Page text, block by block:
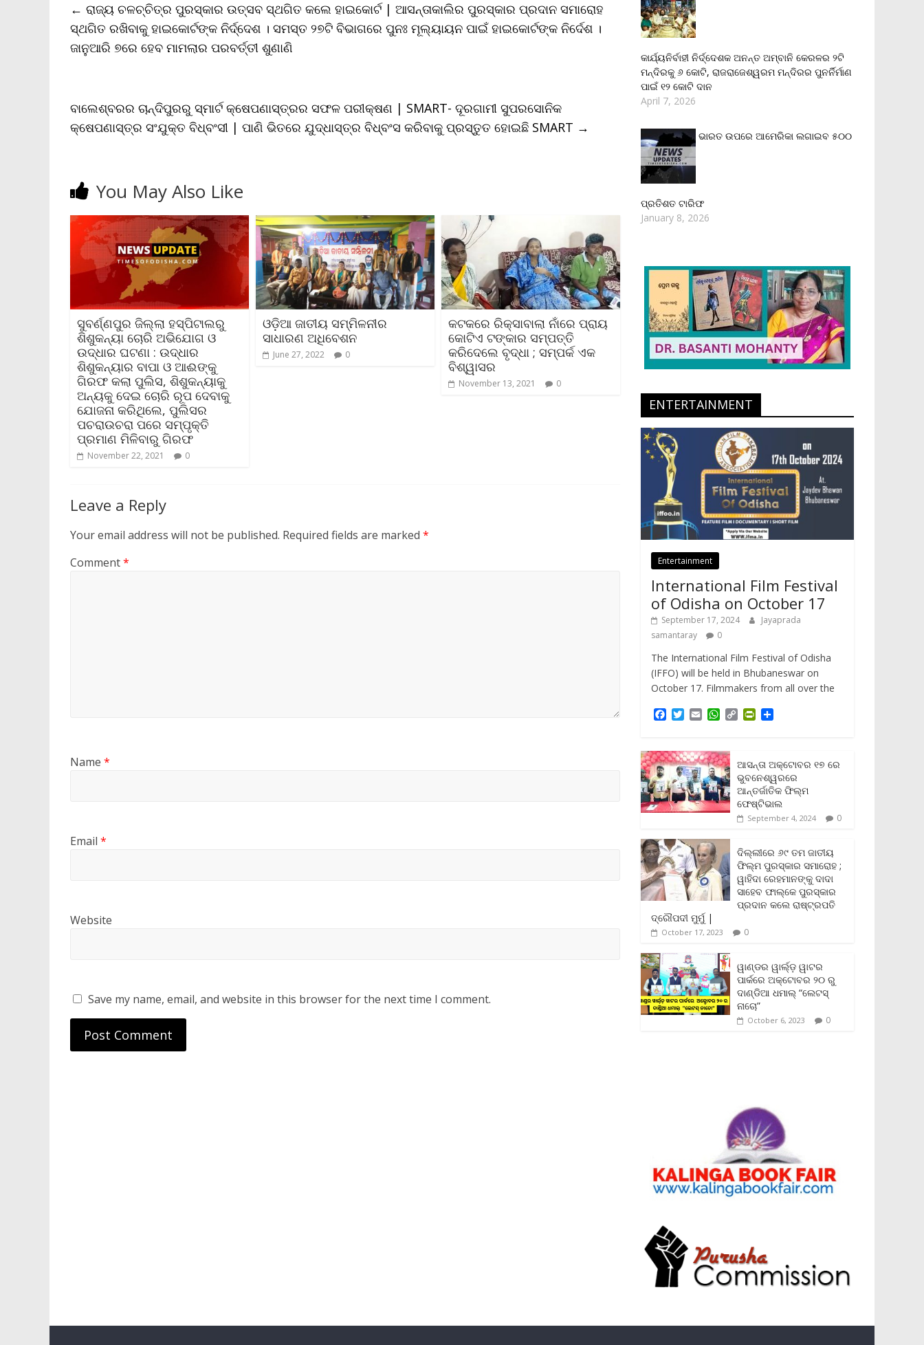
o
o
k
e
r
A
p
p
i
n
k
F
r
i
e
← ରାଜ୍ୟ ଚଳଚ୍ଚିତ୍ର ପୁରସ୍କାର ଉତ୍ସବ ସ୍ଥଗିତ କଲେ ହାଇକୋର୍ଟ | ଆସନ୍ତାକାଲିର ପୁରସ୍କାର ପ୍ରଦାନ ସମାରୋହ
ସ୍ଥଗିତ ରଖିବାକୁ ହାଇକୋର୍ଟଙ୍କ ନିର୍ଦ୍ଦେଶ । ସମସ୍ତ ୨୭ଟି ବିଭାଗରେ ପୁନଃ ମୂଲ୍ୟାୟନ ପାଇଁ ହାଇକୋର୍ଟଙ୍କ ନିର୍ଦେଶ ।
ଜାନୁଆରି ୭ରେ ହେବ ମାମଲାର ପରବର୍ତ୍ତୀ ଶୁଣାଣି
ବାଲେଶ୍ବରର ଚାନ୍ଦିପୁରରୁ ସ୍ମାର୍ଟ କ୍ଷେପଣାସ୍ତ୍ରର ସଫଳ ପରୀକ୍ଷଣ | SMART- ଦୂରଗାମୀ ସୁପରସୋନିକ
କ୍ଷେପଣାସ୍ତ୍ର ସଂଯୁକ୍ତ ବିଧ୍ବଂସୀ | ପାଣି ଭିତରେ ଯୁଦ୍ଧାସ୍ତ୍ର ବିଧ୍ବଂସ କରିବାକୁ ପ୍ରସ୍ତୁତ ହୋଇଛି SMART →
You May Also Like
ସୁବର୍ଣ୍ଣପୁର ଜିଲ୍ଲା ହସ୍ପିଟାଲରୁ
ଶିଶୁକନ୍ୟା ଚୋରି ଅଭିଯୋଗ ଓ
ଉଦ୍ଧାର ଘଟଣା : ଉଦ୍ଧାର
ଶିଶୁକନ୍ୟାର ବାପା ଓ ଆଈଙ୍କୁ
ଗିରଫ କଲା ପୁଲିସ, ଶିଶୁକନ୍ୟାକୁ
ଅନ୍ୟକୁ ଦେଇ ଚୋରି ରୂପ ଦେବାକୁ
ଯୋଜନା କରିଥିଲେ, ପୁଲିସର
ପଚରାଉଚରା ପରେ ସମ୍ପୃକ୍ତି
ପ୍ରମାଣ ମିଳିବାରୁ ଗିରଫ
November 22, 2021 0
ଓଡ଼ିଆ ଜାତୀୟ ସମ୍ମିଳନୀର
ସାଧାରଣ ଅଧିବେଶନ
June 27, 2022 0
କଟକରେ ରିକ୍ସାବାଲା ନାଁରେ ପ୍ରାୟ
କୋଟିଏ ଟଙ୍କାର ସମ୍ପତ୍ତି
କରିଦେଲେ ବୃଦ୍ଧା ; ସମ୍ପର୍କ ଏକ
ବିଶ୍ୱାସର
November 13, 2021 0
Leave a Reply
Your email address will not be published. Required fields are marked *
Comment*
Name *
Email *
Website
Save my name, email, and website in this browser for the next time I comment.
କାର୍ଯ୍ୟନିର୍ବାହୀ ନିର୍ଦ୍ଦେଶକ ଅନନ୍ତ ଅମ୍ବାନି କେରଳର ୨ଟି
ମନ୍ଦିରକୁ ୬ କୋଟି, ରାଜରାଜେଶ୍ୱରମ ମନ୍ଦିରର ପୁନର୍ନିର୍ମାଣ
ପାଇଁ ୧୨ କୋଟି ଦାନ
April 7, 2026
ଭାରତ ଉପରେ ଆମେରିକା ଲଗାଇବ ୫୦୦
ପ୍ରତିଶତ ଟାରିଫ
January 8, 2026
ENTERTAINMENT
Entertainment
International Film Festival
of Odisha on October 17
September 17, 2024
Jayaprada
samantaray
0
The International Film Festival of Odisha
(IFFO) will be held in Bhubaneswar on
October 17. Filmmakers from all over the
e
b
o
o
k
T
t
t
e
r
E
i
l
W
t
s
A
p
p
C
L
i
n
k
P
t
F
r
i
e
n
l
y
e
ଆସନ୍ତା ଅକ୍ଟୋବର ୧୭ ରେ
ଭୁବନେଶ୍ୱରରେ
ଆନ୍ତର୍ଜାତିକ ଫିଲ୍ମ
ଫେଷ୍ଟିଭାଲ
September 4, 2024 0
ଦିଲ୍ଲୀରେ ୬୯ ତମ ଜାତୀୟ
ଫିଲ୍ମ ପୁରସ୍କାର ସମାରୋହ ;
ୱାହିଦା ରେହମାନଙ୍କୁ ଦାଦା
ସାହେବ ଫାଲ୍‌କେ ପୁରସ୍କାର
ପ୍ରଦାନ କଲେ ରାଷ୍ଟ୍ରପତି
ଦ୍ରୌପଦୀ ମୁର୍ମୁ |
October 17, 2023 0
ୱାଣ୍ଡର ୱାର୍ଲ୍‌ଡ଼ ୱାଟର
ପାର୍କରେ ଅକ୍ଟୋବର ୨୦ ରୁ
ଦାଣ୍ଡିଆ ଧମାଲ୍ “ଲେଟସ୍
ନାଚୋ”
October 6, 2023 0